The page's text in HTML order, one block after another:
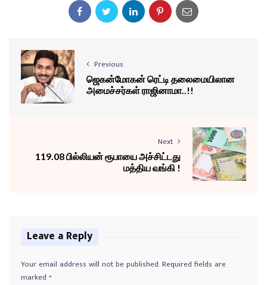
Previous
ஜெகன்மோகன் ரெட்டி தலைமையிலான
அமைச்சர்கள் ராஜினாமா..!!
Next
119.08 பில்லியன் ரூபாயை அச்சிட்டது
மத்திய வங்கி !
Leave a Reply
Your email address will not be published.Required fields are
marked *